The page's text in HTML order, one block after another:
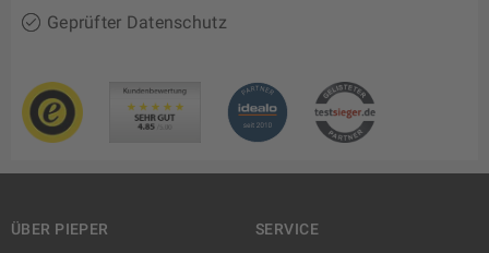
Geprüfter Datenschutz
ÜBER PIEPER
SERVICE